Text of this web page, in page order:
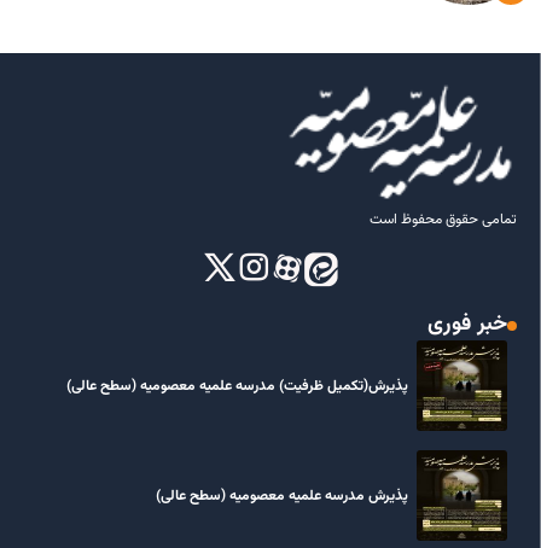
تمامی حقوق محفوظ است
خبر فوری
پذیرش(تکمیل ظرفیت) مدرسه علمیه معصومیه‌ (سطح عالی)
پذیرش مدرسه علمیه معصومیه‌ (سطح عالی)